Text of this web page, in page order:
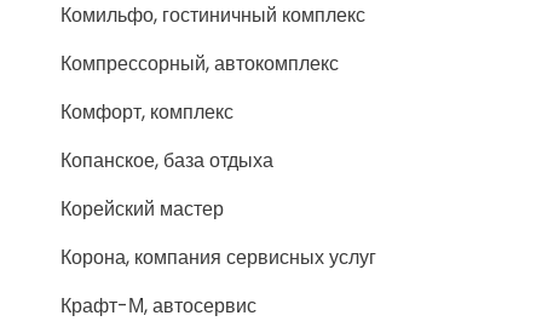
Комильфо, гостиничный комплекс
Компрессорный, автокомплекс
Комфорт, комплекс
Копанское, база отдыха
Корейский мастер
Корона, компания сервисных услуг
Крафт-М, автосервис